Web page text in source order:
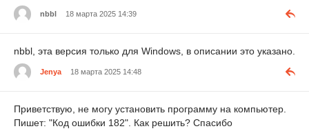
nbbl 18 марта 2025 14:39
nbbl, эта версия только для Windows, в описании это указано.
Jenya 18 марта 2025 14:48
Приветствую, не могу установить программу на компьютер.
Пишет: "Код ошибки 182". Как решить? Спасибо